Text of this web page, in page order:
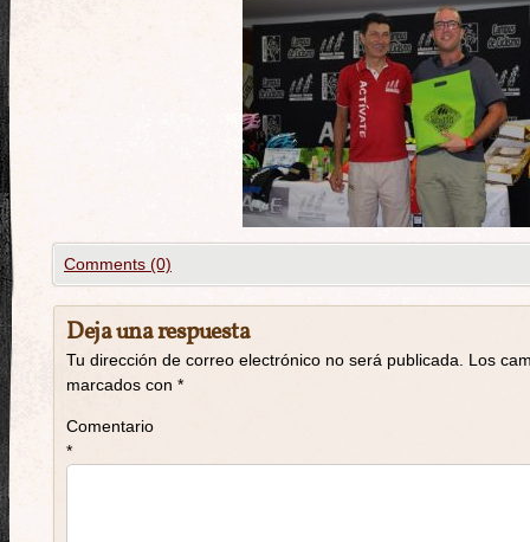
Comments (0)
Deja una respuesta
Tu dirección de correo electrónico no será publicada.
Los
marcados con *
Comentario
*